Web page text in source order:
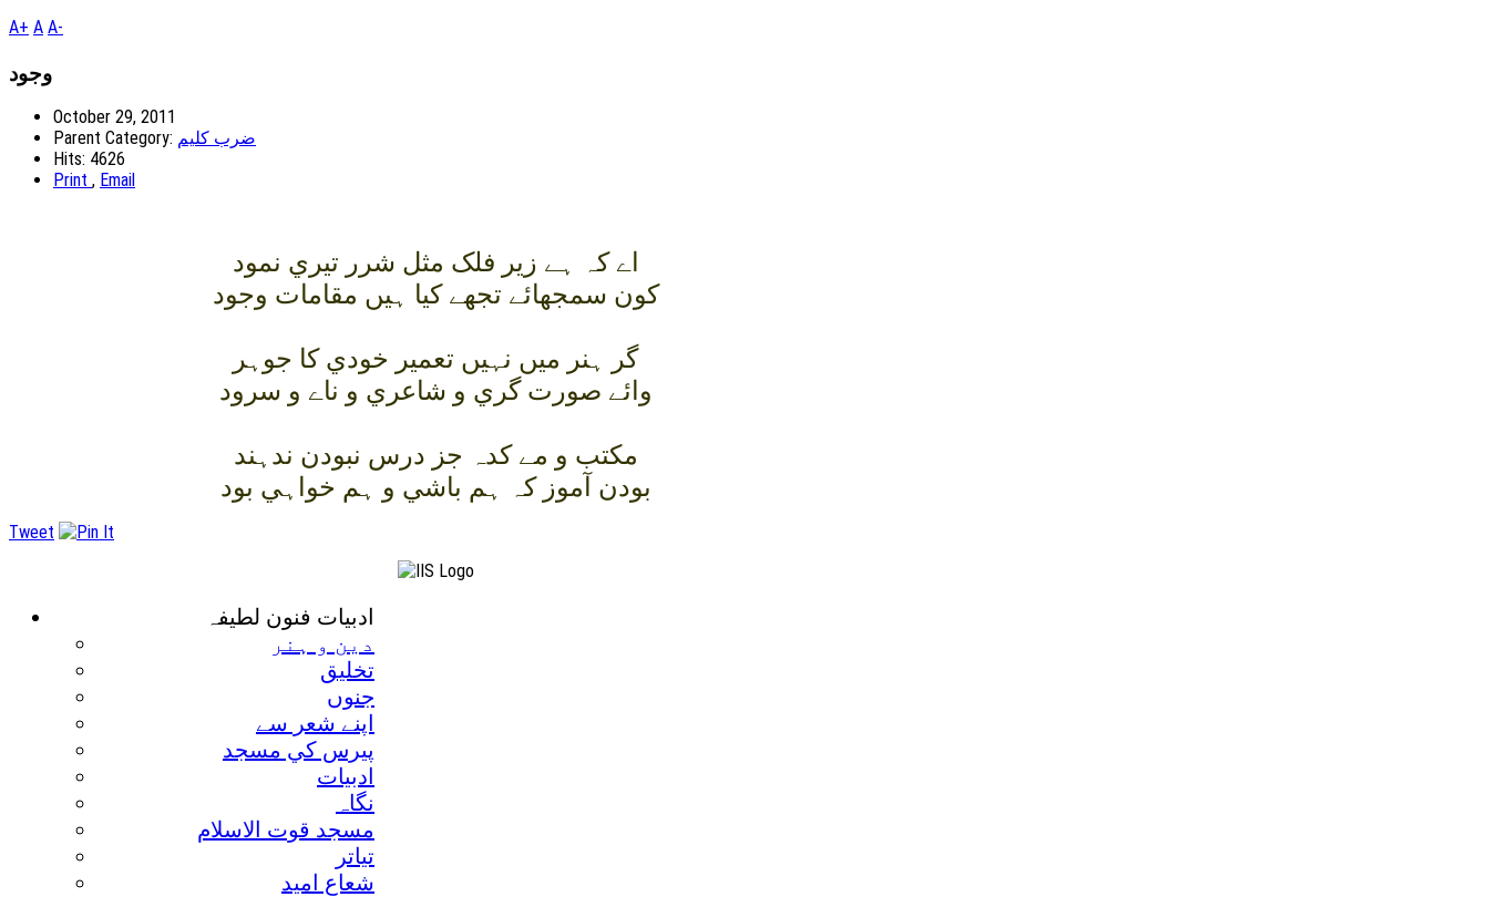
A+ A A-
وجود
October 29, 2011
Parent Category: ضرب کلیم
Hits: 4626
Print , Email
اے کہ ہے زير فلک مثل شرر تيري نمود
کون سمجھائے تجھے کيا ہيں مقامات وجود
گر ہنر ميں نہيں تعمير خودي کا جوہر
وائے صورت گري و شاعري و ناے و سرود
مکتب و مے کدہ جز درس نبودن ندہند
بودن آموز کہ ہم باشي و ہم خواہي بود
Tweet
ادبيات فنون لطيفہ
دين و ہنر
تخليق
جنوں
اپنے شعر سے
پيرس کي مسجد
ادبيات
نگاہ
مسجد قوت الاسلام
تياتر
شعاع اميد